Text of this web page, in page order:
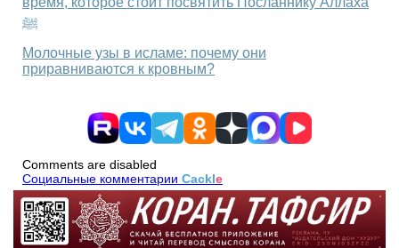
ﷺ
Молочные узы в исламе: почему они
приравниваются к кровным?
Comments are disabled
Социальные комментарии Cackle